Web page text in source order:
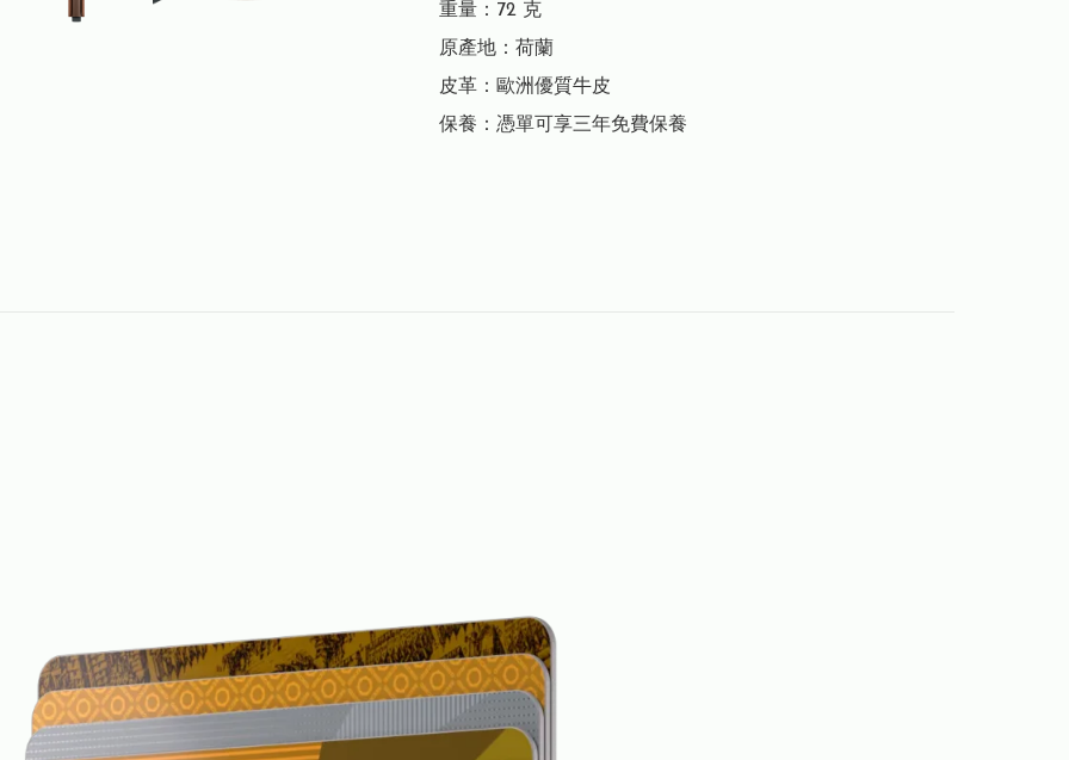
重量：72 克
原產地：荷蘭
皮革：歐洲優質牛皮
保養：憑單可享三年免費保養